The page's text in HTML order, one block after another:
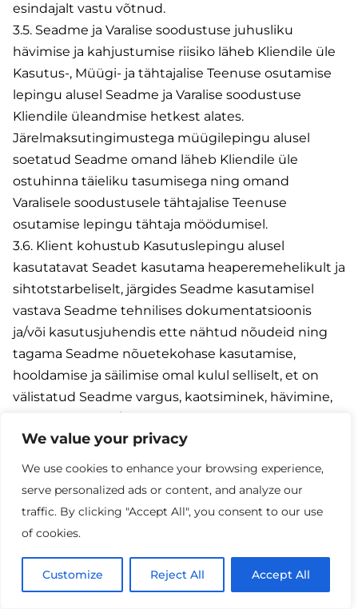
We value your privacy
We use cookies to enhance your browsing experience,
serve personalized ads or content, and analyze our
traffic. By clicking "Accept All", you consent to our use
of cookies.
Customize Reject All Accept All
esindajalt vastu võtnud.
3.5. Seadme ja Varalise soodustuse juhusliku
hävimise ja kahjustumise riisiko läheb Kliendile üle
Kasutus-, Müügi- ja tähtajalise Teenuse osutamise
lepingu alusel Seadme ja Varalise soodustuse
Kliendile üleandmise hetkest alates.
Järelmaksutingimustega müügilepingu alusel
soetatud Seadme omand läheb Kliendile üle
ostuhinna täieliku tasumisega ning omand
Varalisele soodustusele tähtajalise Teenuse
osutamise lepingu tähtaja möödumisel.
3.6. Klient kohustub Kasutuslepingu alusel
kasutatavat Seadet kasutama heaperemehelikult ja
sihtotstarbeliselt, järgides Seadme kasutamisel
vastava Seadme tehnilises dokumentatsioonis
ja/või kasutusjuhendis ette nähtud nõudeid ning
tagama Seadme nõuetekohase kasutamise,
hooldamise ja säilimise omal kulul selliselt, et on
välistatud Seadme vargus, kaotsiminek, hävimine,
vigastuse, niiskuse- või vedelikukahjustuse,
äikesekahjustuse ja/või muu samalaadse
sündmuse tulemusel) alates Seadme valduse
Kliendile üleminekust kuni Seadme tagastamiseni
STV-le. Klient, kes on sõlminud
tähtajalise Liitumislepingu, peab käesolevas
punktis nimetatud kohustusi täitma kuni vastavalt